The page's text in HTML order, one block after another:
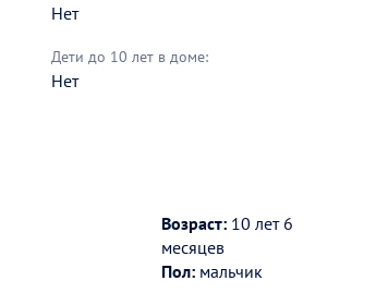
Нет
Дети до 10 лет в доме:
Нет
Возраст: 10 лет 6
месяцев
Пол: мальчик